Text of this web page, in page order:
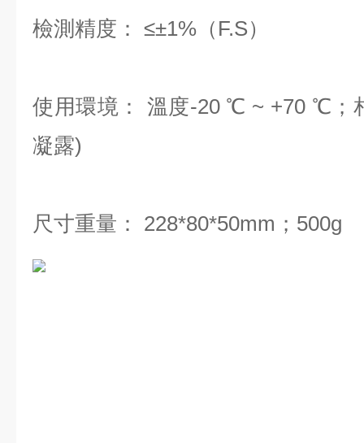
檢測精度： ≤±1%（F.S）
使用環境： 溫度-20 ℃ ~ +70 ℃；
凝露)
尺寸重量： 228*80*50mm；500g